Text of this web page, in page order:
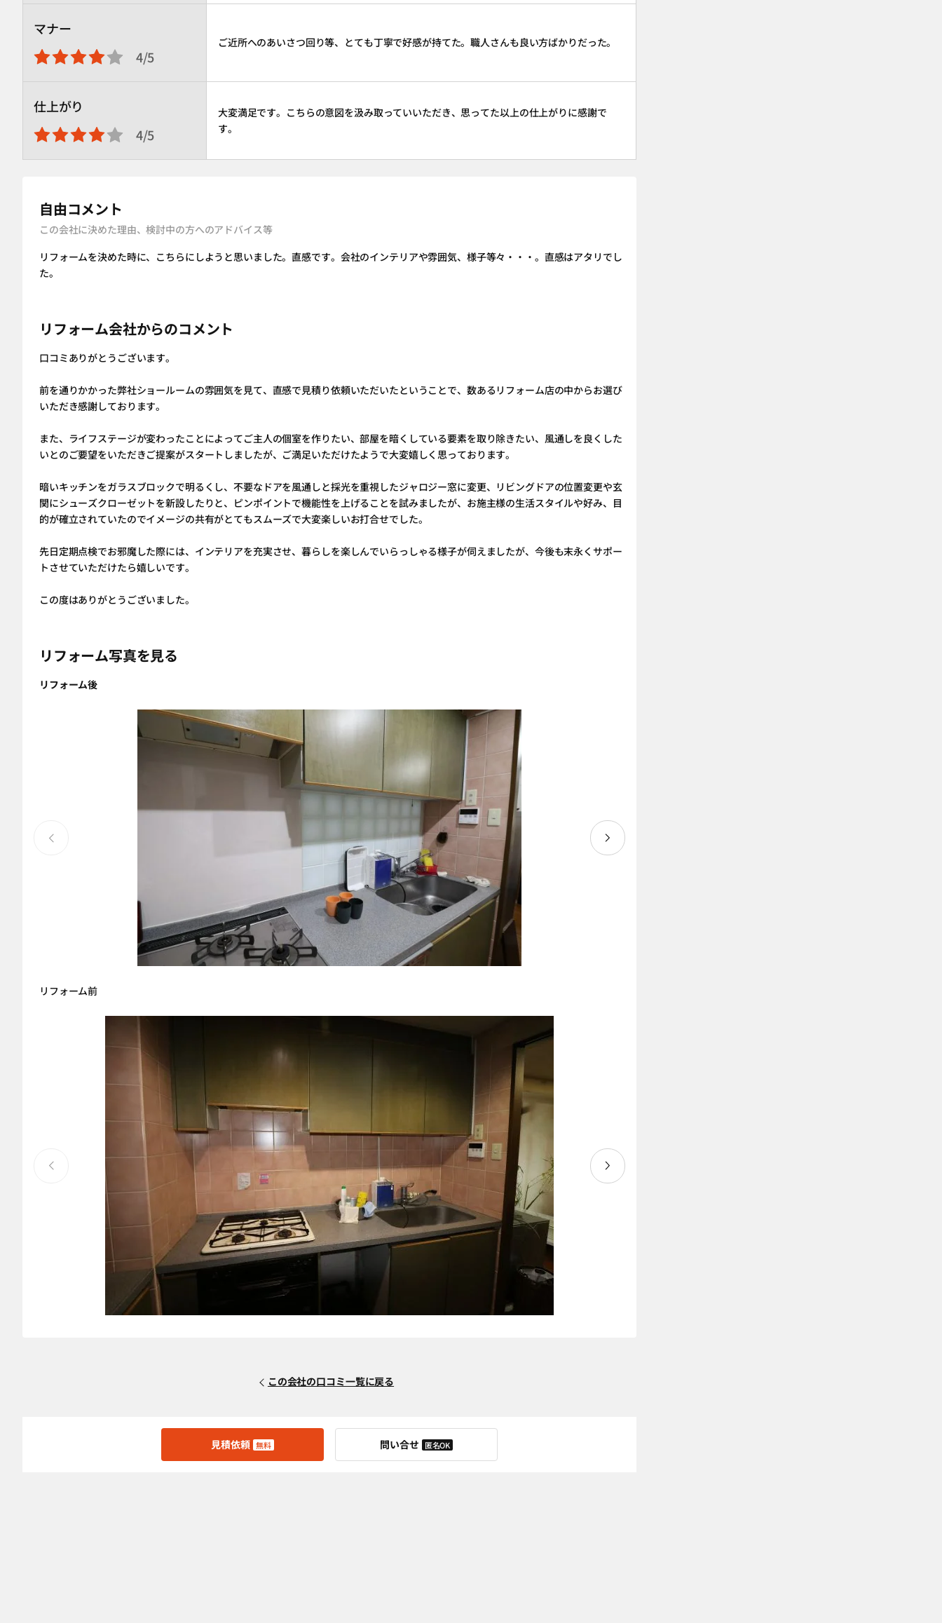
マナー
4/5
ご近所へのあいさつ回り等、とても丁寧で好感が持てた。職人さんも良い方ばかりだった。
仕上がり
4/5
大変満足です。こちらの意図を汲み取っていいただき、思ってた以上の仕上がりに感謝で
す。
自由コメント
この会社に決めた理由、検討中の方へのアドバイス等
リフォームを決めた時に、こちらにしようと思いました。直感です。会社のインテリアや雰囲気、様子等々・・・。直感はアタリでし
た。
リフォーム会社からのコメント
口コミありがとうございます。
前を通りかかった弊社ショールームの雰囲気を見て、直感で見積り依頼いただいたということで、数あるリフォーム店の中からお選び
いただき感謝しております。
また、ライフステージが変わったことによってご主人の個室を作りたい、部屋を暗くしている要素を取り除きたい、風通しを良くした
いとのご要望をいただきご提案がスタートしましたが、ご満足いただけたようで大変嬉しく思っております。
暗いキッチンをガラスブロックで明るくし、不要なドアを風通しと採光を重視したジャロジー窓に変更、リビングドアの位置変更や玄
関にシューズクローゼットを新設したりと、ピンポイントで機能性を上げることを試みましたが、お施主様の生活スタイルや好み、目
的が確立されていたのでイメージの共有がとてもスムーズで大変楽しいお打合せでした。
先日定期点検でお邪魔した際には、インテリアを充実させ、暮らしを楽しんでいらっしゃる様子が伺えましたが、今後も末永くサポー
トさせていただけたら嬉しいです。
この度はありがとうございました。
リフォーム写真を見る
リフォーム後
リフォーム前
この会社の口コミ一覧に戻る
見積依頼 無料 問い合せ 匿名OK